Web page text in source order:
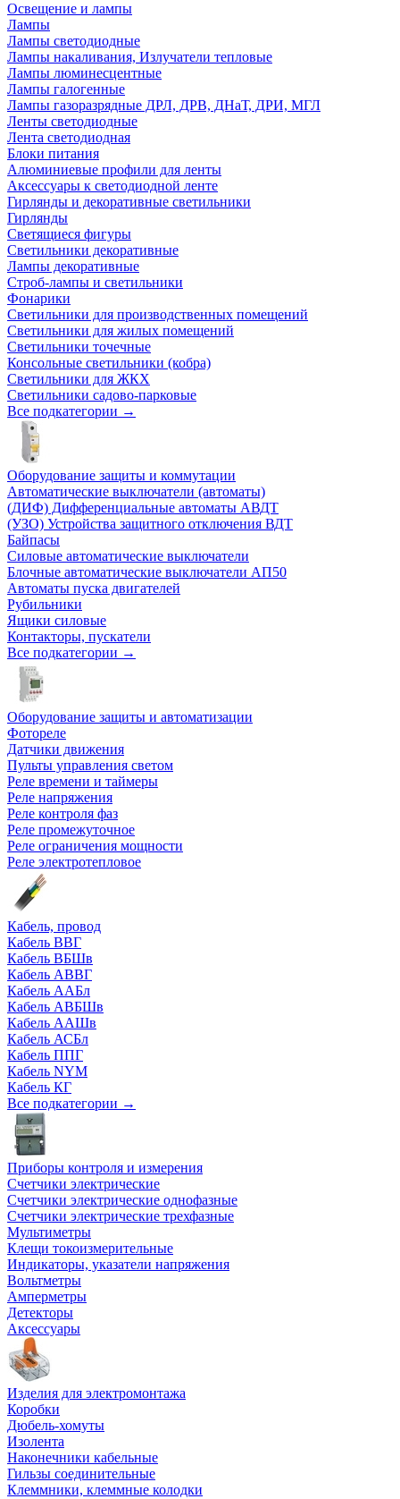
Освещение и лампы
Лампы
Лампы светодиодные
Лампы накаливания, Излучатели тепловые
Лампы люминесцентные
Лампы галогенные
Лампы газоразрядные ДРЛ, ДРВ, ДНаТ, ДРИ, МГЛ
Ленты светодиодные
Лента светодиодная
Блоки питания
Алюминиевые профили для ленты
Аксессуары к светодиодной ленте
Гирлянды и декоративные светильники
Гирлянды
Светящиеся фигуры
Светильники декоративные
Лампы декоративные
Строб-лампы и светильники
Фонарики
Светильники для производственных помещений
Светильники для жилых помещений
Светильники точечные
Консольные светильники (кобра)
Светильники для ЖКХ
Светильники садово-парковые
Все подкатегории →
Оборудование защиты и коммутации
Автоматические выключатели (автоматы)
(ДИФ) Дифференциальные автоматы АВДТ
(УЗО) Устройства защитного отключения ВДТ
Байпасы
Силовые автоматические выключатели
Блочные автоматические выключатели АП50
Автоматы пуска двигателей
Рубильники
Ящики силовые
Контакторы, пускатели
Все подкатегории →
Оборудование защиты и автоматизации
Фотореле
Датчики движения
Пульты управления светом
Реле времени и таймеры
Реле напряжения
Реле контроля фаз
Реле промежуточное
Реле ограничения мощности
Реле электротепловое
Кабель, провод
Кабель ВВГ
Кабель ВБШв
Кабель АВВГ
Кабель ААБл
Кабель АВБШв
Кабель ААШв
Кабель АСБл
Кабель ППГ
Кабель NYM
Кабель КГ
Все подкатегории →
Приборы контроля и измерения
Счетчики электрические
Счетчики электрические однофазные
Счетчики электрические трехфазные
Мультиметры
Клещи токоизмерительные
Индикаторы, указатели напряжения
Вольтметры
Амперметры
Детекторы
Аксессуары
Изделия для электромонтажа
Коробки
Дюбель-хомуты
Изолента
Наконечники кабельные
Гильзы соединительные
Клеммники, клеммные колодки